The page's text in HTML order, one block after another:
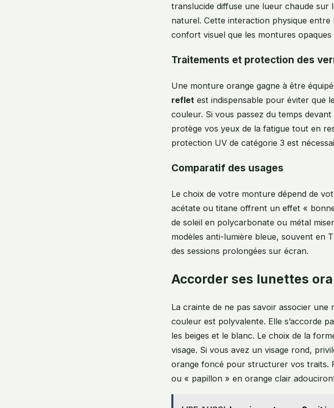
translucide diffuse une lueur chaude
naturel. Cette interaction physique
confort visuel que les montures
Traitements et protection des
Une monture orange gagne à être
reflet est indispensable pour éviter que
couleur. Si vous passez du temps
protège vos yeux de la fatigue tout en
protection UV de catégorie 3 est
Comparatif des usages
Le choix de votre monture dépend de
acétate ou titane offrent un effet «
de soleil en polycarbonate ou métal
modèles anti-lumière bleue, souvent en
des sessions prolongées sur écran.
Accorder ses lunettes
La crainte de ne pas savoir associer
couleur est polyvalente. Elle s’accorde
les beiges et le blanc. Le choix de la
visage. Si vous avez un visage rond,
orange foncé pour structurer vos traits.
ou « papillon » en orange clair